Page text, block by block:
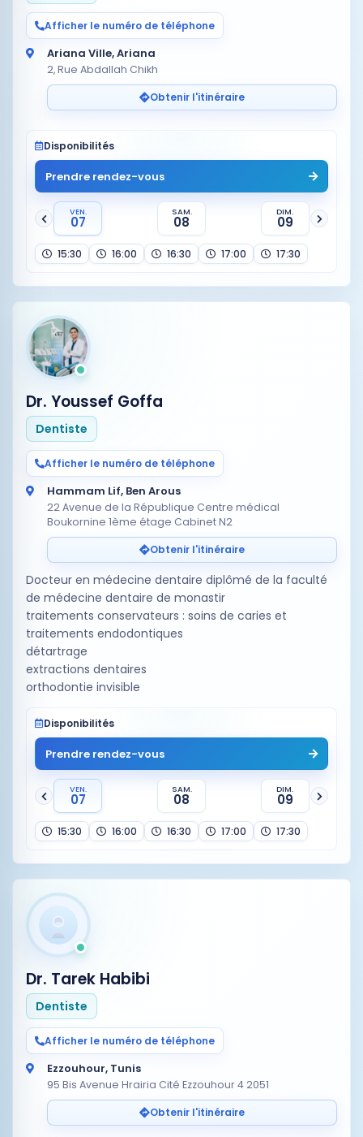
Afficher le numéro de téléphone
Ariana Ville, Ariana
2, Rue Abdallah Chikh
Obtenir l'itinéraire
Disponibilités
Prendre rendez-vous
VEN.
07
SAM.
08
DIM.
09
15:30 16:00 16:30 17:00 17:30
Dr. Youssef Goffa
Dentiste
Afficher le numéro de téléphone
Hammam Lif, Ben Arous
22 Avenue de la République Centre médical
Boukornine 1ème étage Cabinet N2
Obtenir l'itinéraire
Docteur en médecine dentaire diplômé de la faculté
de médecine dentaire de monastir
traitements conservateurs : soins de caries et
traitements endodontiques
détartrage
extractions dentaires
orthodontie invisible
Disponibilités
Prendre rendez-vous
VEN.
07
SAM.
08
DIM.
09
15:30 16:00 16:30 17:00 17:30
Dr. Tarek Habibi
Dentiste
Afficher le numéro de téléphone
Ezzouhour, Tunis
95 Bis Avenue Hrairia Cité Ezzouhour 4 2051
Obtenir l'itinéraire